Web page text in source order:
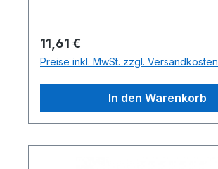
Regulärer Preis:
11,61 €
Preise inkl. MwSt. zzgl. Versandkosten
In den Warenkorb